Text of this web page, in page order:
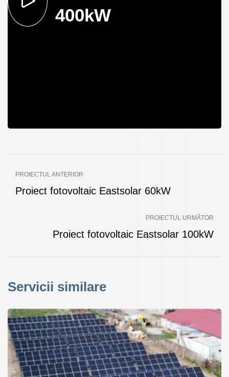
400kW
PROIECTUL ANTERIOR
Proiect fotovoltaic Eastsolar 60kW
PROIECTUL URMĂTOR
Proiect fotovoltaic Eastsolar 100kW
Servicii similare